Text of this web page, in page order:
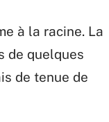
à la racine. La
de quelques
de tenue de